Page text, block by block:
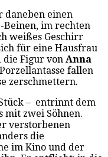
daneben einen
Beinen, im rechten
weißes Geschirr
für eine Hausfrau
die Figur von Anna
fallen
zerschmettern.
– entrinnt dem
mit zwei Söhnen.
verstorbenen
die
im Kino und der